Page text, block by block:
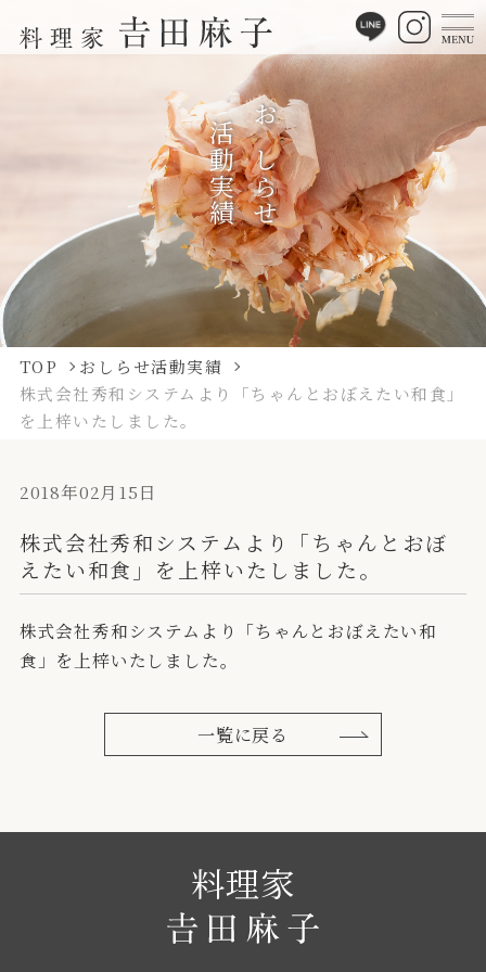
おしらせ
活動実績
TOP
おしらせ活動実績
株式会社秀和システムより「ちゃんとおぼえたい和食」
を上梓いたしました。
2018年02月15日
株式会社秀和システムより「ちゃんとおぼ
えたい和食」を上梓いたしました。
株式会社秀和システムより「ちゃんとおぼえたい和
食」を上梓いたしました。
一覧に戻る
料理家